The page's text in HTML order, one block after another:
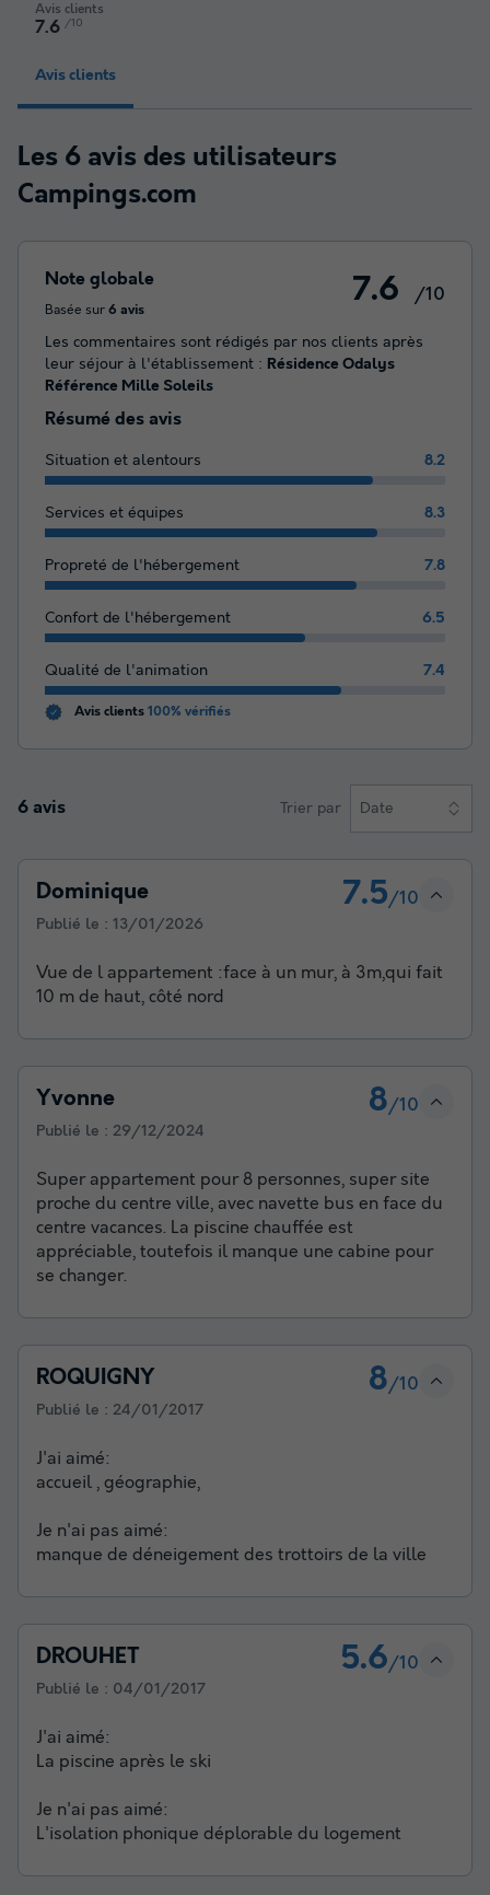
Avis clients
7.6 /10
Avis clients
Les 6 avis des utilisateurs
Campings.com
Note globale
Basée sur 6 avis
7.6 /10
Les commentaires sont rédigés par nos clients après
leur séjour à l'établissement : Résidence Odalys
Référence Mille Soleils
Résumé des avis
Situation et alentours 8.2
Services et équipes 8.3
Propreté de l'hébergement 7.8
Confort de l'hébergement 6.5
Qualité de l'animation 7.4
Avis clients 100% vérifiés
6 avis Trier par Date
Dominique 7.5/10
Publié le : 13/01/2026
Vue de l appartement :face à un mur, à 3m,qui fait
10 m de haut, côté nord
Yvonne 8/10
Publié le : 29/12/2024
Super appartement pour 8 personnes, super site
proche du centre ville, avec navette bus en face du
centre vacances. La piscine chauffée est
appréciable, toutefois il manque une cabine pour
se changer.
ROQUIGNY 8/10
Publié le : 24/01/2017
J'ai aimé:
accueil , géographie,
Je n'ai pas aimé:
manque de déneigement des trottoirs de la ville
DROUHET 5.6/10
Publié le : 04/01/2017
J'ai aimé:
La piscine après le ski
Je n'ai pas aimé:
L'isolation phonique déplorable du logement